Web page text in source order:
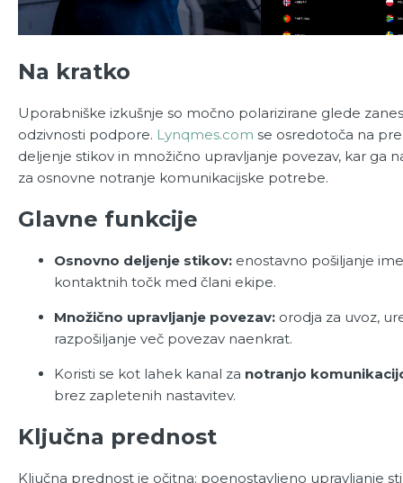
Na kratko
Uporabniške izkušnje so močno polarizirane glede
odzivnosti podpore. Lynqmes.com se osredotoča na
deljenje stikov in množično upravljanje povezav, kar ga
za osnovne notranje komunikacijske potrebe.
Glavne funkcije
Osnovno deljenje stikov: enostavno pošiljanje
kontaktnih točk med člani ekipe.
Množično upravljanje povezav: orodja za uvoz,
razpošiljanje več povezav naenkrat.
Koristi se kot lahek kanal za notranjo
brez zapletenih nastavitev.
Ključna prednost
Ključna prednost je očitna: poenostavljeno upravljanje